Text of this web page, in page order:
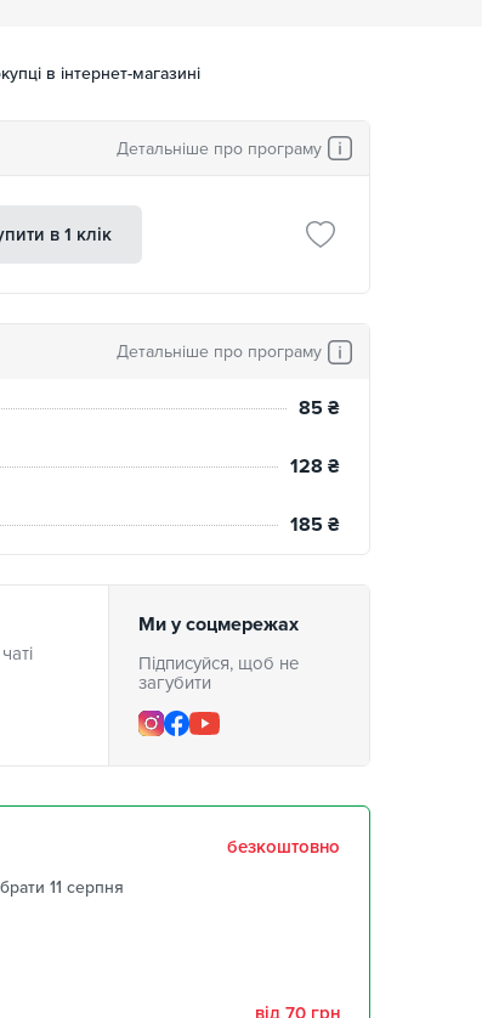
в інтернет-магазині
Детальніше про програму
в 1 клік
Детальніше про програму
85 ₴
128 ₴
185 ₴
Ми у соцмережах
Підписуйся, щоб не
загубити
безкоштовно
11 серпня
від 70 грн